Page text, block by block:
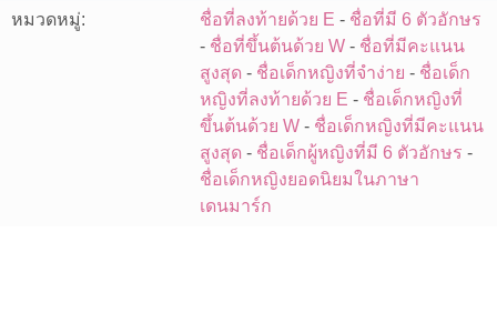
หมวดหมู่: ชื่อที่ลงท้ายด้วย E - ชื่อที่มี 6 ตัวอักษร
- ชื่อที่ขึ้นต้นด้วย W - ชื่อที่มีคะแนน
สูงสุด - ชื่อเด็กหญิงที่จำง่าย - ชื่อเด็ก
หญิงที่ลงท้ายด้วย E - ชื่อเด็กหญิงที่
ขึ้นต้นด้วย W - ชื่อเด็กหญิงที่มีคะแนน
สูงสุด - ชื่อเด็กผู้หญิงที่มี 6 ตัวอักษร -
ชื่อเด็กหญิงยอดนิยมในภาษา
เดนมาร์ก